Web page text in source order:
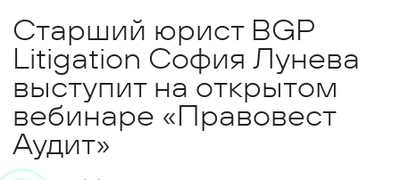
Старший юрист BGP
Litigation София Лунева
выступит на открытом
вебинаре «Правовест
Аудит»